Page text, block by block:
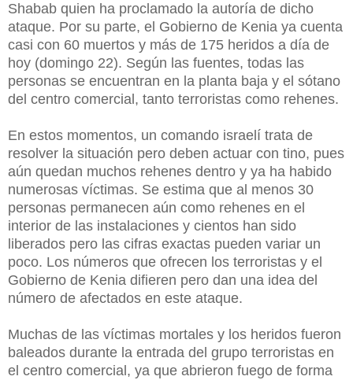
Shabab quien ha proclamado la autoría de dicho
ataque. Por su parte, el Gobierno de Kenia ya cuenta
casi con 60 muertos y más de 175 heridos a día de
hoy (domingo 22). Según las fuentes, todas las
personas se encuentran en la planta baja y el sótano
del centro comercial, tanto terroristas como rehenes.
En estos momentos, un comando israelí trata de
resolver la situación pero deben actuar con tino, pues
aún quedan muchos rehenes dentro y ya ha habido
numerosas víctimas. Se estima que al menos 30
personas permanecen aún como rehenes en el
interior de las instalaciones y cientos han sido
liberados pero las cifras exactas pueden variar un
poco. Los números que ofrecen los terroristas y el
Gobierno de Kenia difieren pero dan una idea del
número de afectados en este ataque.
Muchas de las víctimas mortales y los heridos fueron
baleados durante la entrada del grupo terroristas en
el centro comercial, ya que abrieron fuego de forma